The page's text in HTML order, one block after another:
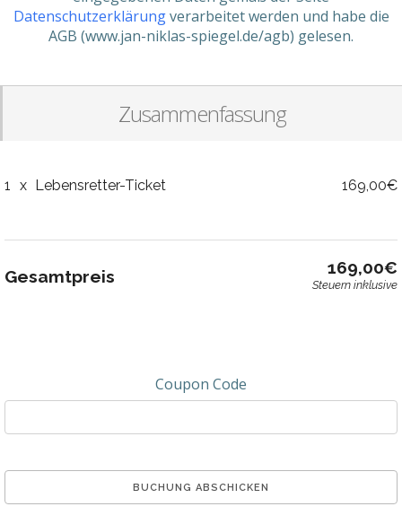
Datenschutzerklärungverarbeitet werden und habe die
AGB (www.jan-niklas-spiegel.de/agb) gelesen.
Zusammenfassung
1 x Lebensretter-Ticket 169,00€
Gesamtpreis 169,00€
Steuern inklusive
Coupon Code